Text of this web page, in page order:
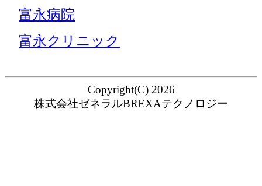
富永病院
富永クリニック
Copyright(C) 2026
株式会社ゼネラルBREXAテクノロジー